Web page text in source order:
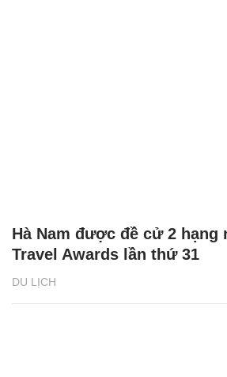
DU LỊCH
Hà Nam được đề cử 2 hạng
Travel Awards lần thứ 31